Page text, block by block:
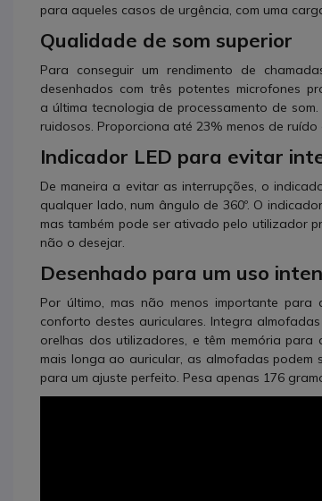
para aqueles casos de urgência, com uma
Qualidade de som superior
Para conseguir um rendimento de
desenhados com três potentes microfones
a última tecnologia de processamento de
ruidosos. Proporciona até 23% menos de ruído
Indicador LED para evitar
De maneira a evitar as interrupções, o
qualquer lado, num ângulo de 360º. O
mas também pode ser ativado pelo utilizador
não o desejar.
Desenhado para um uso
Por último, mas não menos importante
conforto destes auriculares. Integra
orelhas dos utilizadores, e têm memória
mais longa ao auricular, as almofadas
para um ajuste perfeito. Pesa apenas 176